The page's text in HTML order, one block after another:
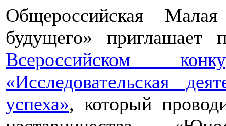
Общероссийская
будущего» приглашает
Всероссийском
«Исследовательская
успеха», который